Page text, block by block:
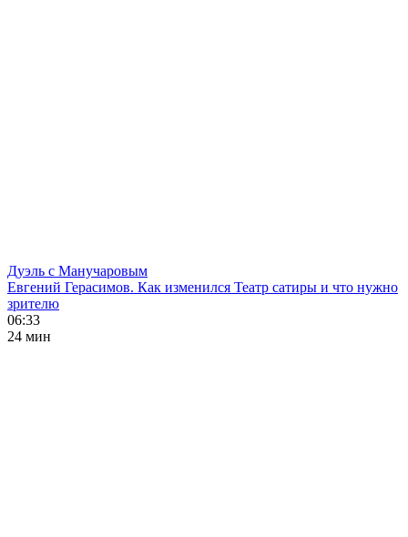
Дуэль с Манучаровым
Евгений Герасимов. Как изменился Театр сатиры и что нужно
зрителю
06:33
24 мин